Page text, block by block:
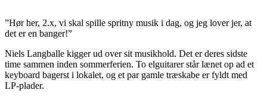
”Hør her, 2.x, vi skal spille spritny musik i dag, og jeg lover jer, at
det er en banger!”
Niels Langballe kigger ud over sit musikhold. Det er deres sidste
time sammen inden sommerferien. To elguitarer står lænet op ad et
keyboard bagerst i lokalet, og et par gamle træskabe er fyldt med
LP-plader.